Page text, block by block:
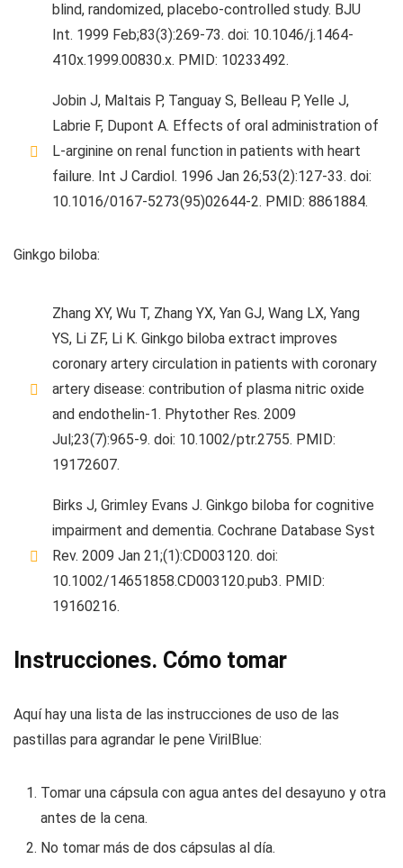
blind, randomized, placebo-controlled study. BJU
Int. 1999 Feb;83(3):269-73. doi: 10.1046/j.1464-
410x.1999.00830.x. PMID: 10233492.
Jobin J, Maltais P, Tanguay S, Belleau P, Yelle J,
Labrie F, Dupont A. Effects of oral administration of
L-arginine on renal function in patients with heart
failure. Int J Cardiol. 1996 Jan 26;53(2):127-33. doi:
10.1016/0167-5273(95)02644-2. PMID: 8861884.
Ginkgo biloba:
Zhang XY, Wu T, Zhang YX, Yan GJ, Wang LX, Yang
YS, Li ZF, Li K. Ginkgo biloba extract improves
coronary artery circulation in patients with coronary
artery disease: contribution of plasma nitric oxide
and endothelin-1. Phytother Res. 2009
Jul;23(7):965-9. doi: 10.1002/ptr.2755. PMID:
19172607.
Birks J, Grimley Evans J. Ginkgo biloba for cognitive
impairment and dementia. Cochrane Database Syst
Rev. 2009 Jan 21;(1):CD003120. doi:
10.1002/14651858.CD003120.pub3. PMID:
19160216.
Instrucciones. Cómo tomar
Aquí hay una lista de las instrucciones de uso de las
pastillas para agrandar le pene VirilBlue:
Tomar una cápsula con agua antes del desayuno y otra
antes de la cena.
No tomar más de dos cápsulas al día.